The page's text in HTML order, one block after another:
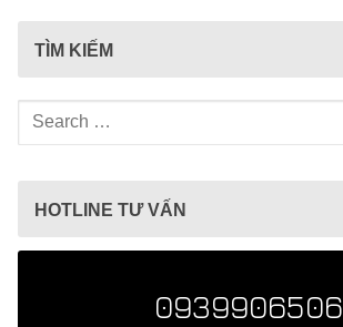
TÌM KIẾM
Tìm
kiếm
HOTLINE TƯ VẤN
0939906506